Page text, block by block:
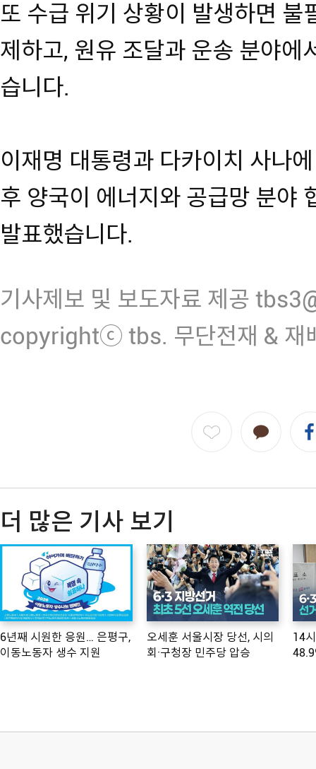
또 수급 위기 상황이 발생하면 불
제하고, 원유 조달과 운송 분야에
습니다.
이재명 대통령과 다카이치 사나
후 양국이 에너지와 공급망 분야
발표했습니다.
기사제보 및 보도자료 제공
copyrightⓒ tbs. 무단전재 & 재
더 많은 기사 보기
6년째 시원한 응원… 은평구,
이동노동자 생수 지원
오세훈 서울시장 당선, 시의
회·구청장 민주당 압승
14